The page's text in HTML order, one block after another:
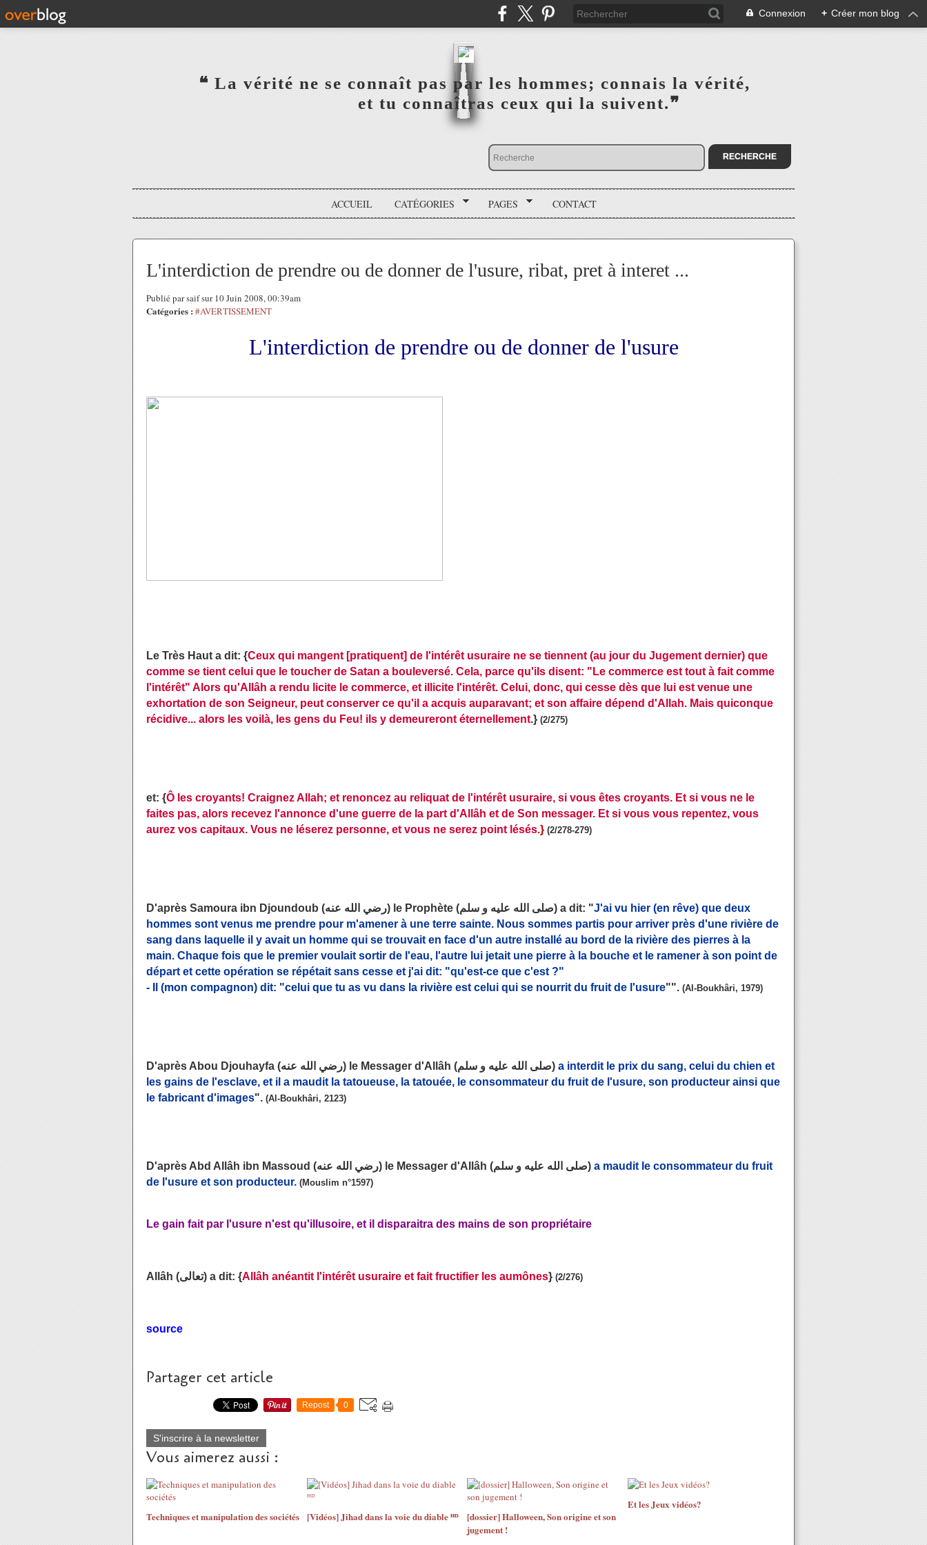
Connexion + Créer mon blog
‎ ‎ ‎ ‎ ‎ ‎ ‎ ‎ ‎ ‎ ‎ ‎ ‎❝ La vérité ne se connaît pas par les hommes; connais la vérité,‎ ‎ ‎ ‎ ‎ ‎ ‎ ‎ ‎
‎ ‎ ‎ ‎ ‎ ‎ ‎ ‎ ‎ ‎ ‎ ‎ ‎ ‎ ‎ ‎ ‎ ‎ ‎ ‎ et tu connaîtras ceux qui la suivent.❞
ACCUEIL CATÉGORIES PAGES CONTACT
L'interdiction de prendre ou de donner de l'usure, ribat, pret à interet ...
Publié par saif sur 10 Juin 2008, 00:39am
Catégories : #AVERTISSEMENT
L'interdiction de prendre ou de donner de l'usure
Le Très Haut a dit: {Ceux qui mangent [pratiquent] de l'intérêt usuraire ne se tiennent (au jour du Jugement dernier) que
comme se tient celui que le toucher de Satan a bouleversé. Cela, parce qu'ils disent: "Le commerce est tout à fait comme
l'intérêt" Alors qu'Allâh a rendu licite le commerce, et illicite l'intérêt. Celui, donc, qui cesse dès que lui est venue une
exhortation de son Seigneur, peut conserver ce qu'il a acquis auparavant; et son affaire dépend d'Allah. Mais quiconque
récidive... alors les voilà, les gens du Feu! ils y demeureront éternellement.} (2/275)
et: {Ô les croyants! Craignez Allah; et renoncez au reliquat de l'intérêt usuraire, si vous êtes croyants. Et si vous ne le
faites pas, alors recevez l'annonce d'une guerre de la part d'Allâh et de Son messager. Et si vous vous repentez, vous
aurez vos capitaux. Vous ne léserez personne, et vous ne serez point lésés.} (2/278-279)
D'après Samoura ibn Djoundoub (رضي الله عنه) le Prophète (صلى الله عليه و سلم) a dit: "J'ai vu hier (en rêve) que deux
hommes sont venus me prendre pour m'amener à une terre sainte. Nous sommes partis pour arriver près d'une rivière de
sang dans laquelle il y avait un homme qui se trouvait en face d'un autre installé au bord de la rivière des pierres à la
main. Chaque fois que le premier voulait sortir de l'eau, l'autre lui jetait une pierre à la bouche et le ramener à son point de
départ et cette opération se répétait sans cesse et j'ai dit: "qu'est-ce que c'est ?"
- Il (mon compagnon) dit: "celui que tu as vu dans la rivière est celui qui se nourrit du fruit de l'usure"". (Al-Boukhâri, 1979)
D'après Abou Djouhayfa (رضي الله عنه) le Messager d'Allâh (صلى الله عليه و سلم) a interdit le prix du sang, celui du chien et
les gains de l'esclave, et il a maudit la tatoueuse, la tatouée, le consommateur du fruit de l'usure, son producteur ainsi que
le fabricant d'images". (Al-Boukhâri, 2123)
D'après Abd Allâh ibn Massoud (رضي الله عنه) le Messager d'Allâh (صلى الله عليه و سلم) a maudit le consommateur du fruit
de l'usure et son producteur. (Mouslim n°1597)
Le gain fait par l'usure n'est qu'illusoire, et il disparaitra des mains de son propriétaire
Allâh (تعالى) a dit: {Allâh anéantit l'intérêt usuraire et fait fructifier les aumônes} (2/276)
source
Partager cet article
Repost 0
S'inscrire à la newsletter
Vous aimerez aussi :
Techniques et manipulation des sociétés [Vidéos] Jihad dans la voie du diable ᴴᴰ
[dossier] Halloween, Son origine et son
jugement !
Et les Jeux vidéos?